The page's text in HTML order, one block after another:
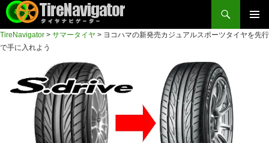
TireNavigator
検
索
メイン
コ
ン
TireNavigator > サマータイヤ > ヨコハマの新発売カジュアルスポーツタイヤを先行
で手に入れよう